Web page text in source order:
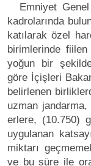
Emniyet
kadrolarında
katılarak özel
birimlerinde
yoğun bir
göre İçişleri
belirlenen
uzman
erlere, (10.750)
uygulanan
miktarı
ve bu süre ile